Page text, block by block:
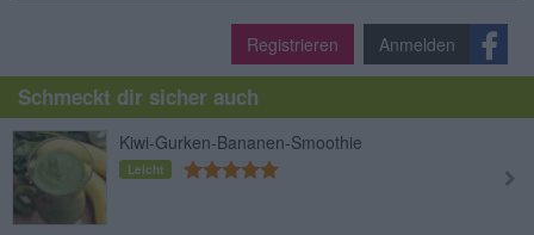
Registrieren Anmelden
Schmeckt dir sicher auch
Kiwi-Gurken-Bananen-Smoothie
Leicht